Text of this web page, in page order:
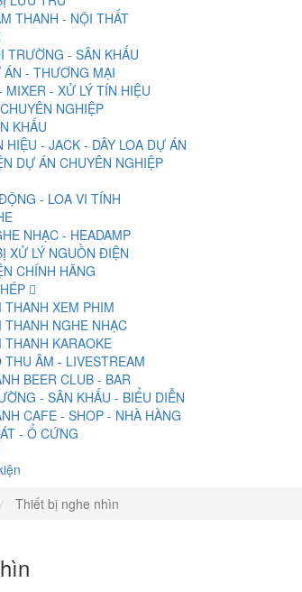
THANH - NỘI THẤT
TRƯỜNG - SÂN KHẤU
ÁN - THƯƠNG MẠI
MIXER - XỬ LÝ TÍN HIỆU
NGHIỆP
KHẤU
HIỆU - JACK - DÂY LOA DỰ ÁN
DỰ ÁN CHUYÊN NGHIỆP
- LOA VI TÍNH
NHẠC - HEADAMP
XỬ LÝ NGUỒN ĐIỆN
CHÍNH HÃNG
THANH XEM PHIM
THANH NGHE NHẠC
THANH KARAOKE
THU ÂM - LIVESTREAM
BEER CLUB - BAR
- SÂN KHẤU - BIỂU DIỄN
CAFE - SHOP - NHÀ HÀNG
- Ổ CỨNG
Thiết bị nghe nhìn